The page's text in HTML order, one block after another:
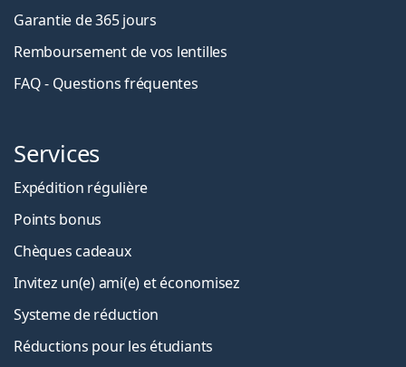
Garantie de 365 jours
Remboursement de vos lentilles
FAQ - Questions fréquentes
Services
Expédition régulière
Points bonus
Chèques cadeaux
Invitez un(e) ami(e) et économisez
Systeme de réduction
Réductions pour les étudiants